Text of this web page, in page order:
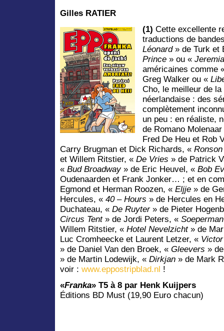
Gilles RATIER
(1) Cette excellente
traductions de
Léonard» de Turk et
Prince » ou «
américaines comme
Greg Walker ou «
Cho, le meilleur de
néerlandaise : des
complètement
un peu : en réaliste,
de Romano
Fred De Heu et Rob
Carry Brugman et Dick Richards, «
et Willem Ritstier, « De Vries » de Patrick
« Bud Broadway» de Eric Heuvel, « Bob
Oudenaarden et Frank Jonker… ; et en
Egmond et Herman Roozen, « Eljje » de
Hercules, « 40 – Hours » de Hercules en
Duchateau, « De Ruyter» de Pieter
Circus Tent» de Jordi Peters, « Soeperman
Willem Ritstier, « Hotel Nevelzicht» de
Luc Cromheecke et Laurent Letzer, «
» de Daniel Van den Broek, « Gleevers »
» de Martin Lodewijk, « Dirkjan » de Mark
voir : www.eppostripblad.nl !
«Franka» T5 à 8 par Henk Kuijpers
Éditions BD Must (19,90 Euro chacun)